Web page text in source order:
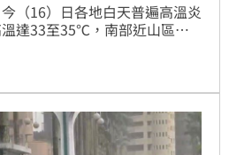
（16）日各地白天普遍高溫炎
達33至35℃，南部近山區氣
，從新的預報資料來看，西南
合，那將會是比較典型的梅雨